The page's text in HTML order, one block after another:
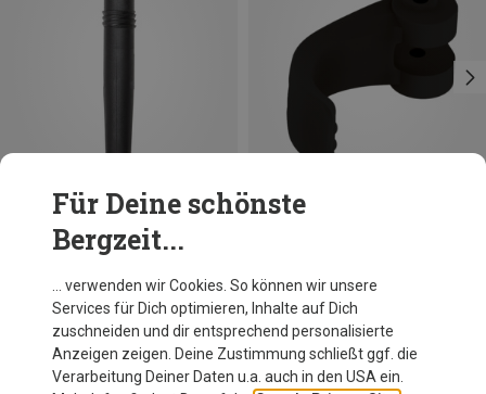
Du sparst 14%
Für Deine schönste
Bergzeit...
… verwenden wir Cookies. So können wir unsere
Services für Dich optimieren, Inhalte auf Dich
zuschneiden und dir entsprechend personalisierte
Anzeigen zeigen. Deine Zustimmung schließt ggf. die
Verarbeitung Deiner Daten u.a. auch in den USA ein.